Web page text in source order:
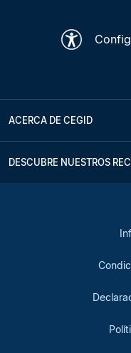
ACERCA DE CEGID
DESCUBRE NUESTROS